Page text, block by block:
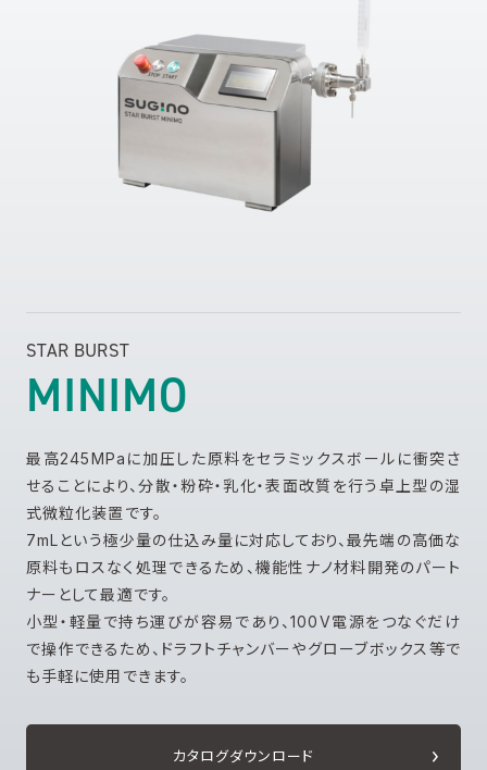
STAR BURST
MINIMO
最高245MPaに加圧した原料をセラミックスボールに衝突さ
せることにより、分散・粉砕・乳化・表面改質を行う卓上型の湿
式微粒化装置です。
7mLという極少量の仕込み量に対応しており、最先端の高価な
原料もロスなく処理できるため、機能性ナノ材料開発のパート
ナーとして最適です。
小型・軽量で持ち運びが容易であり、100V電源をつなぐだけ
で操作できるため、ドラフトチャンバーやグローブボックス等で
も手軽に使用できます。
カタログダウンロード